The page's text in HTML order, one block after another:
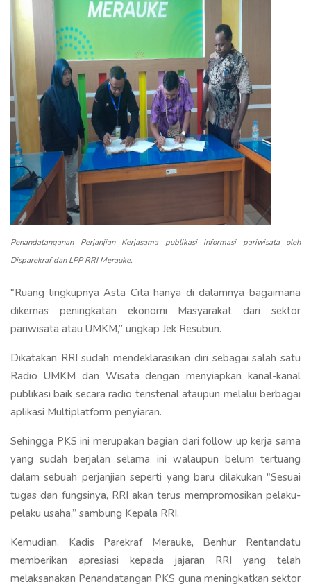
Penandatanganan Perjanjian Kerjasama publikasi informasi pariwisata oleh
Disparekraf dan LPP RRI Merauke.
"Ruang lingkupnya Asta Cita hanya di dalamnya bagaimana
dikemas peningkatan ekonomi Masyarakat dari sektor
pariwisata atau UMKM,” ungkap Jek Resubun.
Dikatakan RRI sudah mendeklarasikan diri sebagai salah satu
Radio UMKM dan Wisata dengan menyiapkan kanal-kanal
publikasi baik secara radio teristerial ataupun melalui berbagai
aplikasi Multiplatform penyiaran.
Sehingga PKS ini merupakan bagian dari follow up kerja sama
yang sudah berjalan selama ini walaupun belum tertuang
dalam sebuah perjanjian seperti yang baru dilakukan "Sesuai
tugas dan fungsinya, RRI akan terus mempromosikan pelaku-
pelaku usaha,” sambung Kepala RRI.
Kemudian, Kadis Parekraf Merauke, Benhur Rentandatu
memberikan apresiasi kepada jajaran RRI yang telah
melaksanakan Penandatangan PKS guna meningkatkan sektor